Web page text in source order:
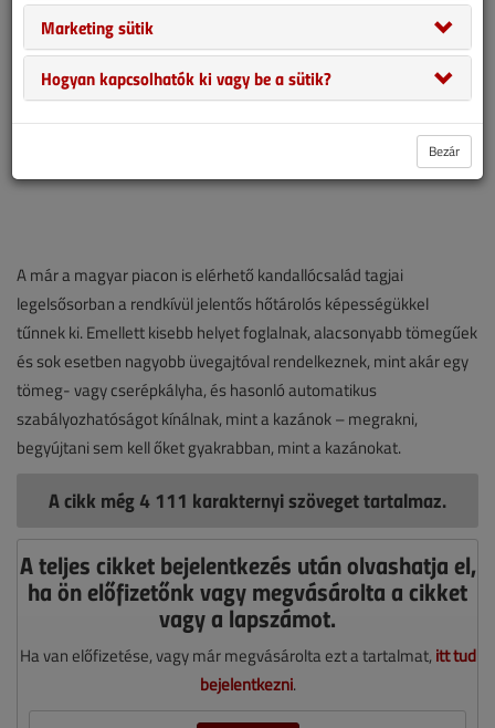
A már a magyar piacon is elérhető kandallócsalád tagjai
legelsősorban a rendkívül jelentős hőtárolós képességükkel
tűnnek ki. Emellett kisebb helyet foglalnak, alacsonyabb tömegűek
és sok esetben nagyobb üvegajtóval rendelkeznek, mint akár egy
tömeg- vagy cserépkályha, és hasonló automatikus
szabályozhatóságot kínálnak, mint a kazánok – megrakni,
begyújtani sem kell őket gyakrabban, mint a kazánokat.
A cikk még 4 111 karakternyi szöveget tartalmaz.
A teljes cikket bejelentkezés után olvashatja el,
ha ön előfizetőnk vagy megvásárolta a cikket
vagy a lapszámot.
Ha van előfizetése, vagy már megvásárolta ezt a tartalmat, itt tud
bejelentkezni.
Marketing sütik
Hogyan kapcsolhatók ki vagy be a sütik?
Bezár